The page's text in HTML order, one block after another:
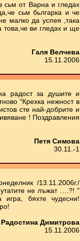
сьм от Варна и гледах
сьм бьлгарка и че
малко да успея ,така
това,че ви гледах и ще
Галя Велчева
15.11.2006
радост за душите и
“Крехка нежност в
сте най-добрите и
! Поздравления
Петя Симова
30.11.-1
/13.11.2006г./
не лъжат ….?! "
бяхте чудесни!
Радостина Димитрова
15.11.2006